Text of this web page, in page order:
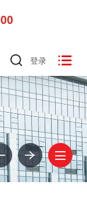

登录